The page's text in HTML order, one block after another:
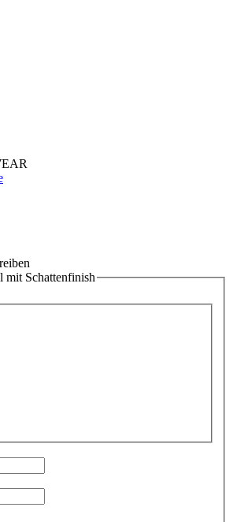
mit Schattenfinish